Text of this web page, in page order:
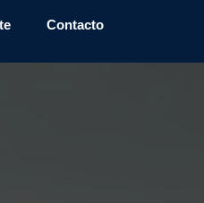
Contacto